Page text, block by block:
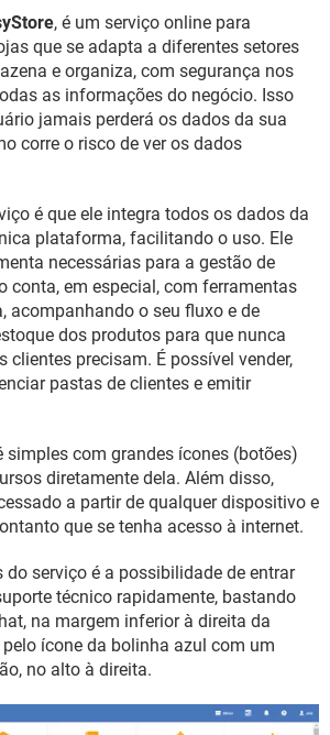
GMAIL
, é um serviço online para
que se adapta a diferentes setores
e organiza, com segurança nos
as informações do negócio. Isso
jamais perderá os dados da sua
corre o risco de ver os dados
é que ele integra todos os dados da
plataforma, facilitando o uso. Ele
necessárias para a gestão de
conta, em especial, com ferramentas
acompanhando o seu fluxo e de
dos produtos para que nunca
clientes precisam. É possível vender,
pastas de clientes e emitir
simples com grandes ícones (botões)
diretamente dela. Além disso,
a partir de qualquer dispositivo e
que se tenha acesso à internet.
do serviço é a possibilidade de entrar
técnico rapidamente, bastando
na margem inferior à direita da
ícone da bolinha azul com um
no alto à direita.